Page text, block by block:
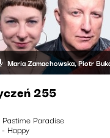
Maria Zamachowska, Piotr
255
Paradise
Happy